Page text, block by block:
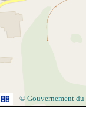
© Gouvernement du